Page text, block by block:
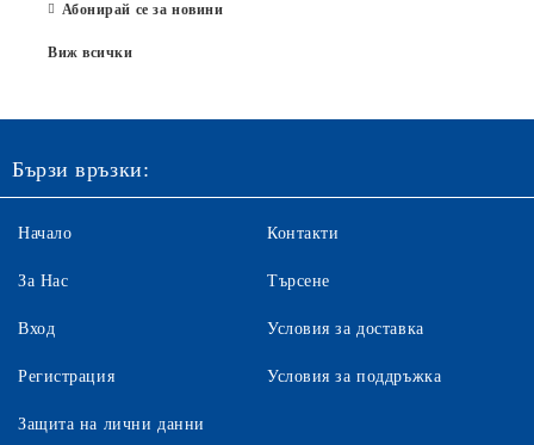
Абонирай се за новини
Виж всички
Бързи връзки:
Начало
За Нас
Вход
Регистрация
Контакти
Търсене
Условия за доставка
Условия за поддръжка
Защита на лични данни